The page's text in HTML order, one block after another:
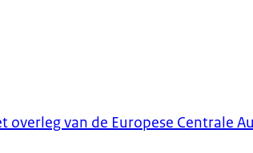
overleg van de Europese Centrale